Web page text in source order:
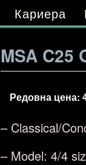
Кариера
MSA C25
Редовна цена:
– Classical/
– Model: 4/4